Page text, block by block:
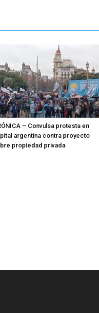
– Convulsa protesta en
argentina contra proyecto
propiedad privada